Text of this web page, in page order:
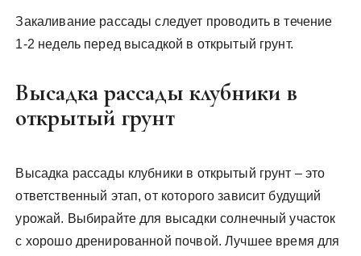
Закаливание рассады следует проводить в течение
1-2 недель перед высадкой в открытый грунт.
Высадка рассады клубники в
открытый грунт
Высадка рассады клубники в открытый грунт – это
ответственный этап, от которого зависит будущий
урожай. Выбирайте для высадки солнечный участок
с хорошо дренированной почвой. Лучшее время для